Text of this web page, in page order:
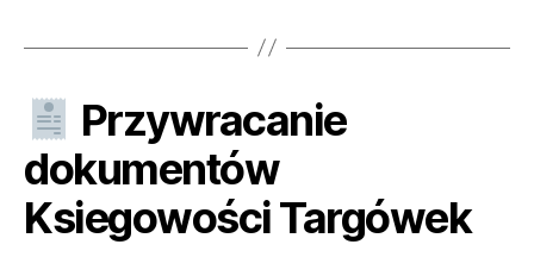
Przywracanie
dokumentów
Ksiegowości Targówek